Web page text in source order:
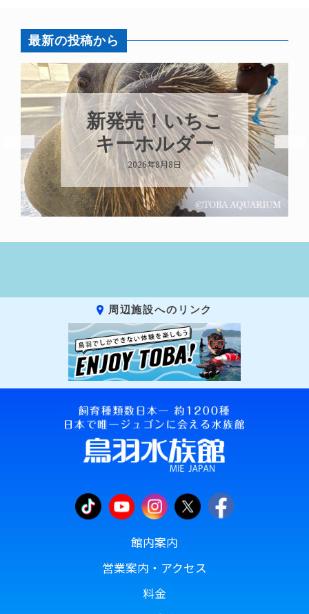
最新の投稿から
新発売！いちこ
キーホルダー
2026年8月8日
周辺施設へのリンク
館内案内
営業案内・アクセス
料金